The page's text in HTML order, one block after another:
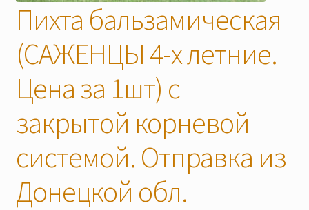
Пихта бальзамическая
(САЖЕНЦЫ 4-х летние.
Цена за 1шт) с
закрытой корневой
системой. Отправка из
Донецкой обл.